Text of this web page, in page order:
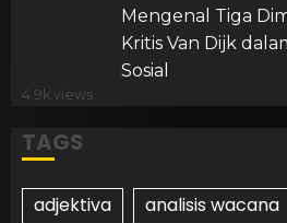
Mengenal Tiga
Kritis Van Dijk
Sosial
4.9k views
TAGS
adjektiva
analisis wacana